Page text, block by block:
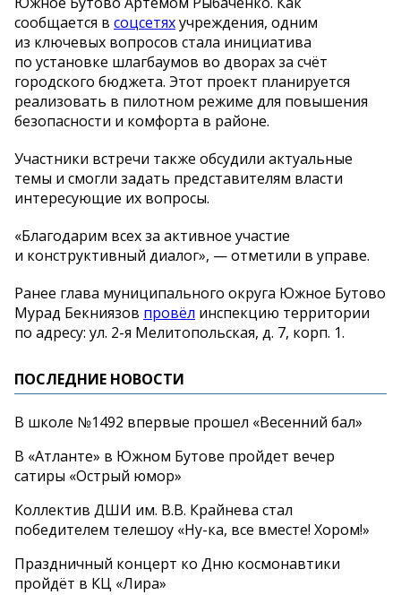
сообщается в соцсетяхучреждения, одним
из ключевых вопросов стала инициатива
по установке шлагбаумов во дворах за счёт
городского бюджета. Этот проект планируется
реализовать в пилотном режиме для повышения
безопасности и комфорта в районе.
Участники встречи также обсудили актуальные
темы и смогли задать представителям власти
интересующие их вопросы.
«Благодарим всех за активное участие
и конструктивный диалог», —отметили в управе.
Ранее глава муниципального округа Южное Бутово
Мурад Бекниязов провёл инспекцию территории
по адресу: ул. 2-я Мелитопольская, д. 7, корп. 1.
ПОСЛЕДНИЕ НОВОСТИ
В школе №1492 впервые прошел «Весенний бал»
В «Атланте» в Южном Бутове пройдет вечер
сатиры «Острый юмор»
Коллектив ДШИ им. В.В. Крайнева стал
победителем телешоу «Ну-ка, все вместе! Хором!»
Праздничный концерт ко Дню космонавтики
пройдёт в КЦ «Лира»